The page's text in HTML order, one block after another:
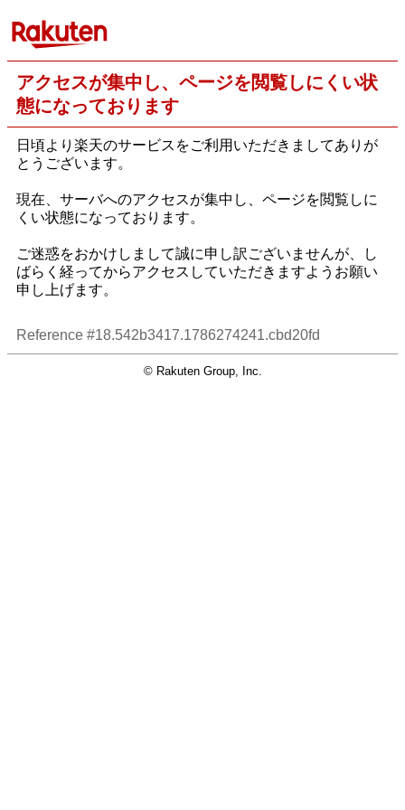
アクセスが集中し、ページを閲覧しにくい状
態になっております
日頃より楽天のサービスをご利用いただきましてありが
とうございます。
現在、サーバへのアクセスが集中し、ページを閲覧しに
くい状態になっております。
ご迷惑をおかけしまして誠に申し訳ございませんが、し
ばらく経ってからアクセスしていただきますようお願い
申し上げます。
Reference #18.542b3417.1786274241.cbd20fd
© Rakuten Group, Inc.